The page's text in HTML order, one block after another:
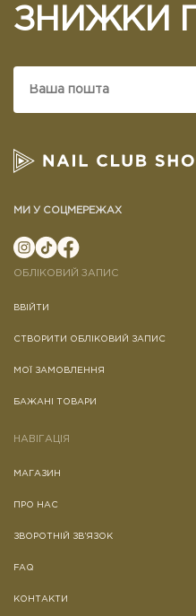
ЗНИЖКИ
МИ У СОЦМЕРЕЖАХ
ОБЛІКОВИЙ ЗАПИС
ВВІЙТИ
СТВОРИТИ ОБЛІКОВИЙ ЗАПИС
МОЇ ЗАМОВЛЕННЯ
БАЖАНІ ТОВАРИ
НАВІГАЦІЯ
МАГАЗИН
ПРО НАС
ЗВОРОТНІЙ ЗВ’ЯЗОК
FAQ
КОНТАКТИ